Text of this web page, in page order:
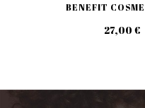
BENEFIT
27,00 €